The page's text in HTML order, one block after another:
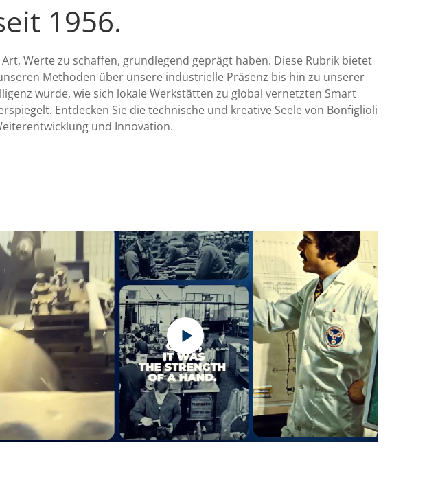
1956.
Werte zu schaffen, grundlegend geprägt haben. Diese Rubrik bietet
Methoden über unsere industrielle Präsenz bis hin zu unserer
wurde, wie sich lokale Werkstätten zu global vernetzten Smart
Entdecken Sie die technische und kreative Seele von Bonfiglioli
und Innovation.